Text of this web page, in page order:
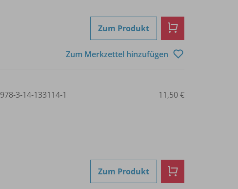
Zum Produkt
Zum Merkzettel hinzufügen
978-3-14-133114-1 11,50 €
Zum Produkt